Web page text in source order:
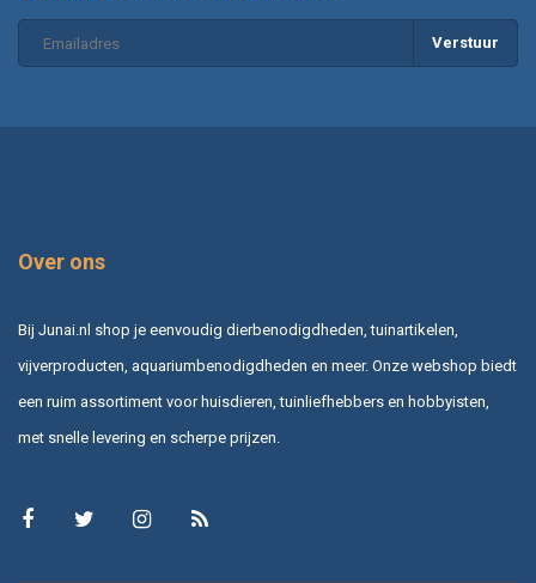
Verstuur
Over ons
Bij Junai.nl shop je eenvoudig dierbenodigdheden, tuinartikelen,
vijverproducten, aquariumbenodigdheden en meer. Onze webshop biedt
een ruim assortiment voor huisdieren, tuinliefhebbers en hobbyisten,
met snelle levering en scherpe prijzen.